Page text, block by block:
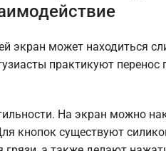
экран может находиться
практикуют перенос
На экран можно
кнопок существуют